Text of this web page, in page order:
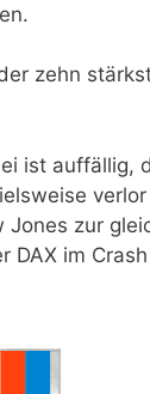
zehn
ist auffällig,
Jones zur
DAX im